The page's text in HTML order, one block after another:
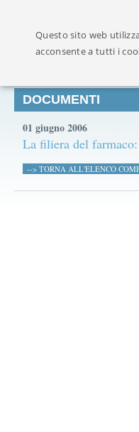
DOCUMENTI
01 giugno 2006
La filiera del
--> TORNA ALL'ELENCO
Questo sito web
acconsente a tutti i